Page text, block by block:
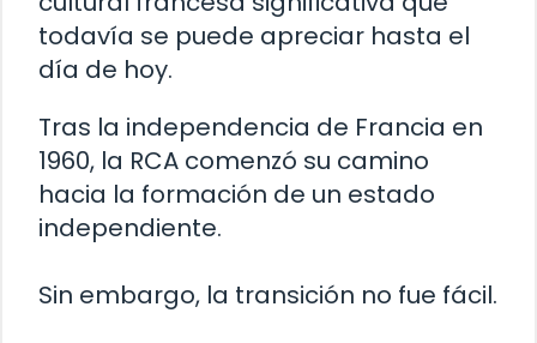
todavía se puede apreciar hasta el
día de hoy.
Tras la independencia de Francia en
1960, la RCA comenzó su camino
hacia la formación de un estado
independiente.
Sin embargo, la transición no fue fácil.